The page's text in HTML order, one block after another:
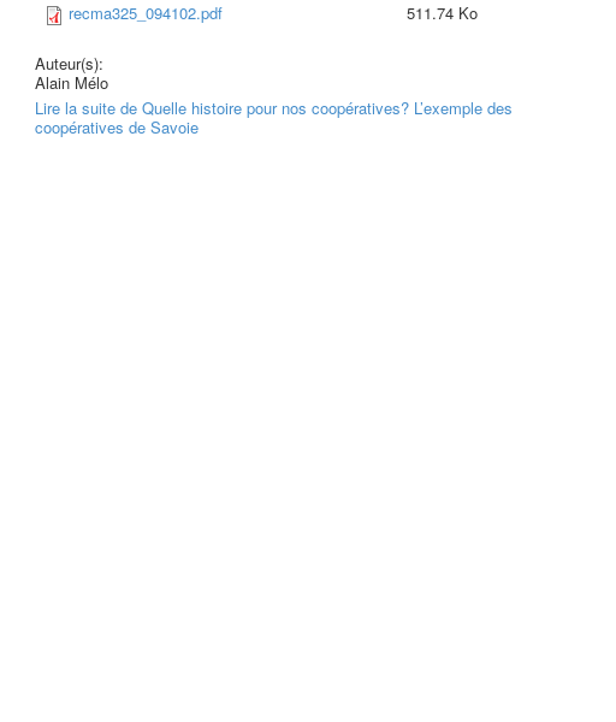
recma325_094102.pdf
511.74 Ko
Auteur(s):
Alain Mélo
Lire la suite de Quelle histoire pour nos coopératives? L’exemple des
coopératives de Savoie